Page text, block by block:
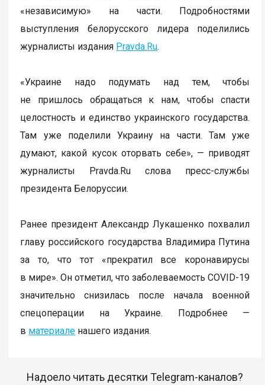
«независимую» на части. Подробностями
выступления белорусского лидера поделились
журналисты издания Pravda.Ru.
«Украине надо подумать над тем, чтобы
не пришлось обращаться к нам, чтобы спасти
целостность и единство украинского государства.
Там уже поделили Украину на части. Там уже
думают, какой кусок оторвать себе», — приводят
журналисты Pravda.Ru слова пресс-службы
президента Белоруссии.
Ранее президент Александр Лукашенко похвалил
главу российского государства Владимира Путина
за то, что тот «прекратил все коронавирусы
в мире». Он отметил, что заболеваемость COVID-19
значительно снизилась после начала военной
спецоперации на Украине. Подробнее —
в материале нашего издания.
Надоело читать десятки Telegram-каналов?